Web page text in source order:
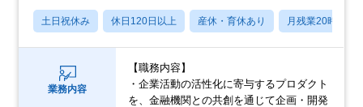
土日祝休み 休日120日以上 産休・育休あり 月残業20時間以
業務内容
【職務内容】
・企業活動の活性化に寄与するプロダクト
を、金融機関との共創を通じて企画・開発